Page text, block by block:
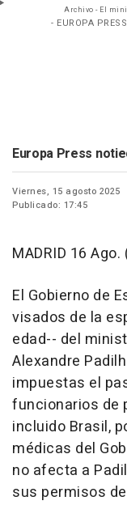
Archivo - El
- EUROPA
Europa Press
Viernes, 15 agosto 2025
Publicado: 17:45
MADRID 16 Ago.
El Gobierno de
visados de la
edad-- del
Alexandre
impuestas el
funcionarios de
incluido Brasil,
médicas del
no afecta a
sus permisos